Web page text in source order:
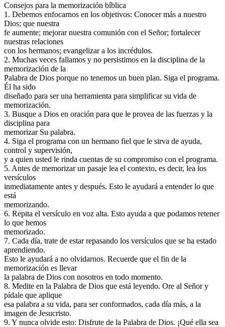
Consejos para la memorización bíblica
1. Debemos enfocarnos en los objetivos: Conocer más a nuestro
Dios; que nuestra
fe aumente; mejorar nuestra comunión con el Señor; fortalecer
nuestras relaciones
con los hermanos; evangelizar a los incrédulos.
2. Muchas veces fallamos y no persistimos en la disciplina de la
memorización de la
Palabra de Dios porque no tenemos un buen plan. Siga el programa.
Él ha sido
diseñado para ser una herramienta para simplificar su vida de
memorización.
3. Busque a Dios en oración para que le provea de las fuerzas y la
disciplina para
memorizar Su palabra.
4. Siga el programa con un hermano fiel que le sirva de ayuda,
control y supervisión,
y a quien usted le rinda cuentas de su compromiso con el programa.
5. Antes de memorizar un pasaje lea el contexto, es decir, lea los
versículos
inmediatamente antes y después. Esto le ayudará a entender lo que
está
memorizando.
6. Repita el versículo en voz alta. Esto ayuda a que podamos retener
lo que hemos
memorizado.
7. Cada día, trate de estar repasando los versículos que se ha estado
aprendiendo.
Esto le ayudará a no olvidarnos. Recuerde que el fin de la
memorización es llevar
la palabra de Dios con nosotros en todo momento.
8. Medite en la Palabra de Dios que está leyendo. Ore al Señor y
pídale que aplique
esa palabra a su vida, para ser conformados, cada día más, a la
imagen de Jesucristo.
9. Y nunca olvide esto: Disfrute de la Palabra de Dios. ¡Qué ella sea